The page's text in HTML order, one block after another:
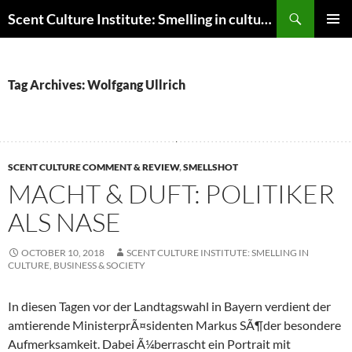
to
Scent Culture Institute: Smelling in culture, business & society
Tag Archives: Wolfgang Ullrich
SCENT CULTURE COMMENT & REVIEW,SMELLSHOT
MACHT & DUFT: POLITIKER
ALS NASE
OCTOBER 10, 2018
SCENT CULTURE INSTITUTE: SMELLING IN
CULTURE, BUSINESS & SOCIETY
In diesen Tagen vor der Landtagswahl in Bayern verdient der
amtierende MinisterprÃ¤sidenten Markus SÃ¶der besondere
Aufmerksamkeit. Dabei Ã¼berrascht ein Portrait mit